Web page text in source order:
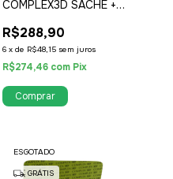
COMPLEX3D SACHÊ +
R$288,90
6 x de R$48,15 sem juros
R$274,46 com Pix
ESGOTADO
GRÁTIS